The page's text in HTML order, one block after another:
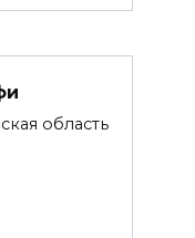
область